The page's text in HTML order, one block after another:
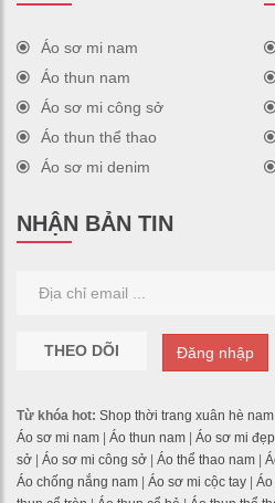
Áo sơ mi nam
Áo thun nam
Áo sơ mi công sở
Áo thun thể thao
Áo sơ mi denim
NHẬN BẢN TIN
THEO DÕI Đăng nhập
Từ khóa hot: Shop thời trang xuân hè nam
Áo sơ mi nam | Áo thun nam | Áo sơ mi đẹp
sở | Áo sơ mi công sở | Áo thể thao nam |
Áo chống nắng nam | Áo sơ mi cộc tay |